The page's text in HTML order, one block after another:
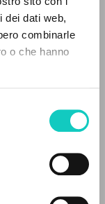
dei dati web,
combinarle
o che hanno
gli scritti
tematici